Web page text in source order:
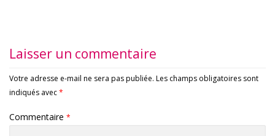
Laisser un commentaire
Votre adresse e-mail ne sera pas publiée. Les champs obligatoires sont
indiqués avec*
Commentaire *